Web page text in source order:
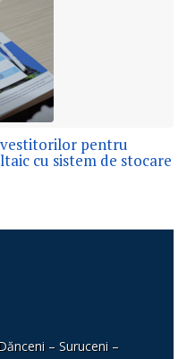
pentru
cu sistem de stocare
– Suruceni –